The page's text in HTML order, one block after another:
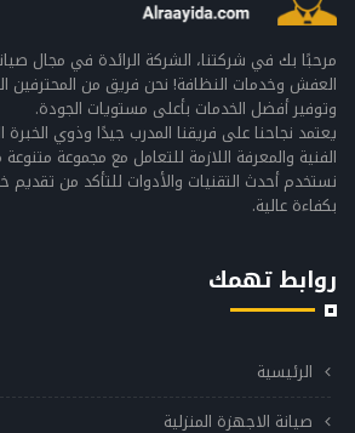
مرحبًا بك في شركتنا، الشركة الرائدة في مجال
العفش وخدمات النظافة! نحن فريق من المحترفين
وتوفير أفضل الخدمات بأعلى مستويات الجودة.
يعتمد نجاحنا على فريقنا المدرب جيدًا وذوي الخبرة
الفنية والمعرفة اللازمة للتعامل مع مجموعة
نستخدم أحدث التقنيات والأدوات للتأكد من تقديم
بكفاءة عالية.
روابط تهمك
الرئيسية
صيانة الاجهزة المنزلية